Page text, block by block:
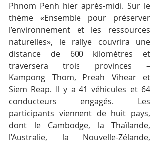
Phnom Penh hier après-midi. Sur le
thème «Ensemble pour préserver
l’environnement et les ressources
naturelles», le rallye couvrira une
distance de 600 kilomètres et
traversera trois provinces –
Kampong Thom, Preah Vihear et
Siem Reap. Il y a 41 véhicules et 64
conducteurs engagés. Les
participants viennent de huit pays,
dont le Cambodge, la Thaïlande,
l’Australie, la Nouvelle-Zélande,